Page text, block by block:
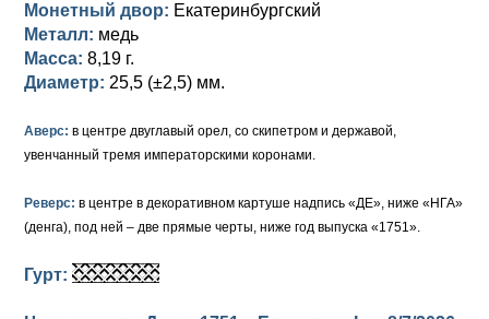
Для Финляндии
Памятные и донативные
Для Финляндии
Памятные и донативные
Медь
Для Финляндии
Серебро
Русско-Польские
Для Польши
Золото
Серебро
Для Грузии
Для Польши
Павел I (1796-1801)
Медь
Екатерина II (1762-1796)
Серебро
Медь
Елизавета I (1741-1762)
Золото
Иоанн Антонович (1740-1741)
Монетный двор: Екатеринбургский
Металл: медь
Масса: 8,19 г.
Диаметр: 25,5 (±2,5) мм.
Аверс: в центре двуглавый орел, со скипетром и державой,
увенчанный тремя императорскими коронами.
Реверс: в центре в декоративном картуше надпись «ДЕ», ниже «НГА»
(денга), под ней – две прямые черты, ниже год выпуска «1751».
Гурт: